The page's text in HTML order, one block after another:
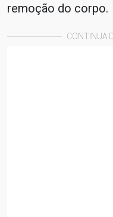
remoção do corpo.
CONTINUA